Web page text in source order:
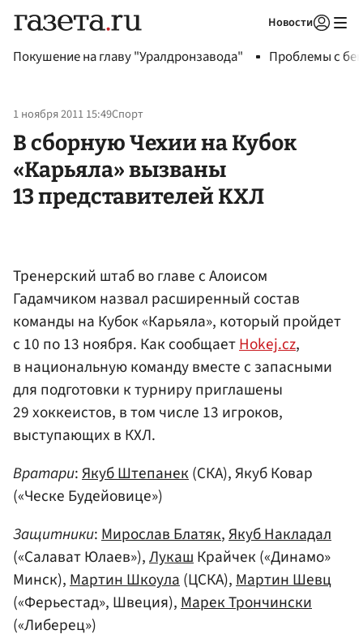
Новости
Покушение на главу "Уралдронзавода" Проблемы с
1 ноября 2011 15:49Спорт
В сборную Чехии на Кубок
«Карьяла» вызваны
13 представителей КХЛ
Тренерский штаб во главе с Алоисом
Гадамчиком назвал расширенный состав
команды на Кубок «Карьяла», который пройдет
с 10 по 13 ноября. Как сообщаетHokej.cz,
в национальную команду вместе с запасными
для подготовки к турниру приглашены
29 хоккеистов, в том числе 13 игроков,
выступающих в КХЛ.
Вратари:Якуб Штепанек(СКА), Якуб Ковар
(«Ческе Будейовице»)
Защитники:Мирослав Блатяк,Якуб Накладал
(«Салават Юлаев»),ЛукашКрайчек («Динамо»
Минск),Мартин Шкоула(ЦСКА),Мартин Шевц
(«Ферьестад», Швеция),Марек Трончински
(«Либерец»)